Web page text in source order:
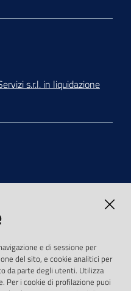
s.r.l. in liquidazione
e di sessione per
del sito, e cookie analitici per
da parte degli utenti. Utilizza
Per i cookie di profilazione puoi